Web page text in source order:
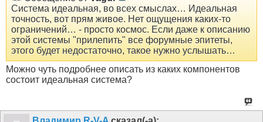
Система идеальная, во всех смыслах… Идеальная
точность, вот прям живое. Нет ощущения каких-то
ограничений… - просто космос. Если даже к описанию
этой системы "прилепить" все форумные эпитеты,
этого будет недостаточно, такое нужно услышать…
Можно чуть подробнее описать из каких компонентов
состоит идеальная система?